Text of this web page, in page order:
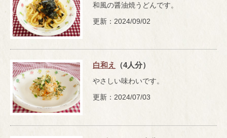
和風の醤油焼うどんです。
更新：2024/09/02
白和え （4人分）
やさしい味わいです。
更新：2024/07/03